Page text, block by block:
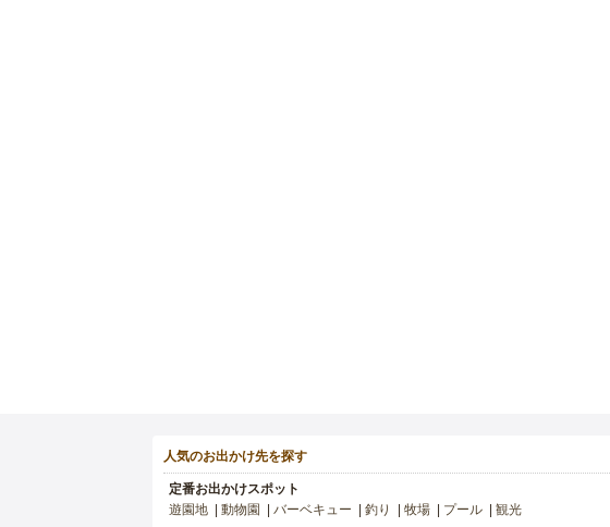
人気のお出かけ先を探す
定番お出かけスポット
遊園地
動物園 バーベキュー 釣り 牧場 プール 観光